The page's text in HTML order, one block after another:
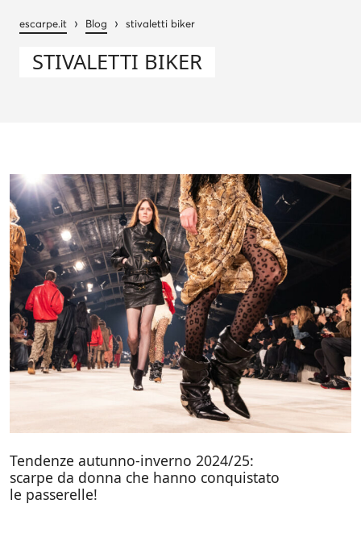
escarpe.it › Blog › stivaletti biker
STIVALETTI BIKER
Tendenze autunno-inverno 2024/25:
scarpe da donna che hanno conquistato
le passerelle!